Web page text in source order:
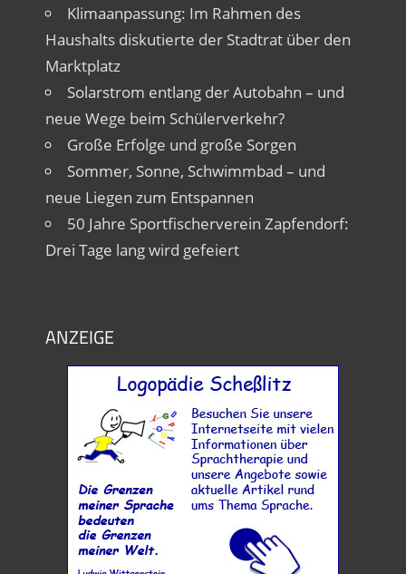
Klimaanpassung: Im Rahmen des
Haushalts diskutierte der Stadtrat über den
Marktplatz
Solarstrom entlang der Autobahn – und
neue Wege beim Schülerverkehr?
Große Erfolge und große Sorgen
Sommer, Sonne, Schwimmbad – und
neue Liegen zum Entspannen
50 Jahre Sportfischerverein Zapfendorf:
Drei Tage lang wird gefeiert
ANZEIGE